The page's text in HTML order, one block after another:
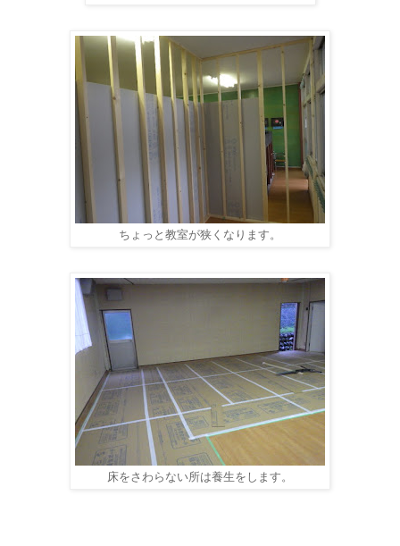
ちょっと教室が狭くなります。
床をさわらない所は養生をします。